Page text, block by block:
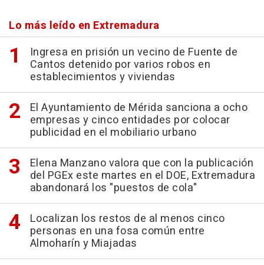
Lo más leído en Extremadura
Ingresa en prisión un vecino de Fuente de
Cantos detenido por varios robos en
establecimientos y viviendas
El Ayuntamiento de Mérida sanciona a ocho
empresas y cinco entidades por colocar
publicidad en el mobiliario urbano
Elena Manzano valora que con la publicación
del PGEx este martes en el DOE, Extremadura
abandonará los "puestos de cola"
Localizan los restos de al menos cinco
personas en una fosa común entre
Almoharín y Miajadas